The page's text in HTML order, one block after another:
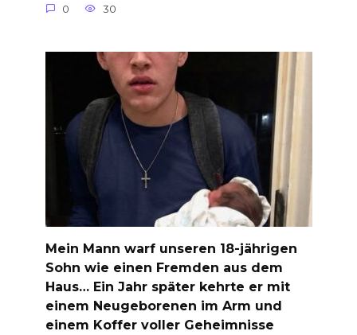
0 30
Mein Mann warf unseren 18-jährigen
Sohn wie einen Fremden aus dem
Haus… Ein Jahr später kehrte er mit
einem Neugeborenen im Arm und
einem Koffer voller Geheimnisse